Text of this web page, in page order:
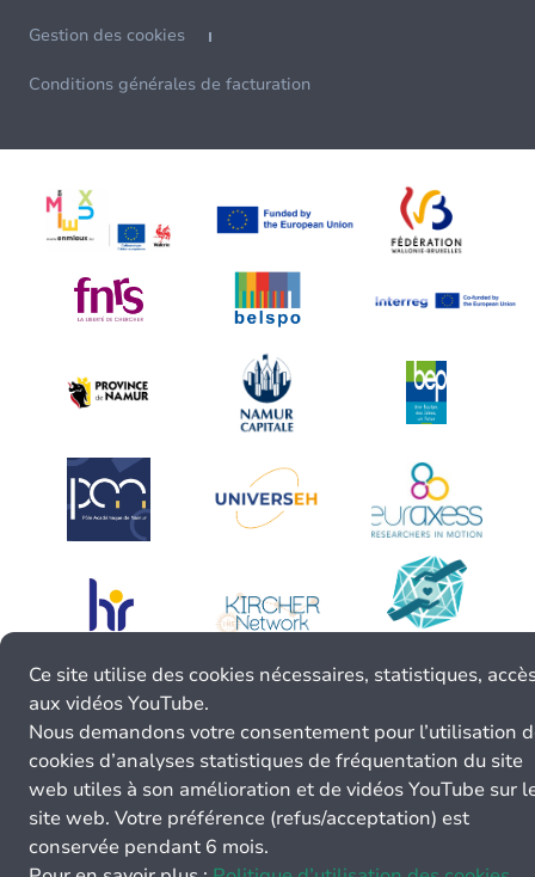
Gestion des cookies
Conditions générales de facturation
Ce site utilise des cookies nécessaires, statistiques,
aux vidéos YouTube.
Nous demandons votre consentement pour l’utilisation
cookies d’analyses statistiques de fréquentation du site
web utiles à son amélioration et de vidéos YouTube sur
site web. Votre préférence (refus/acceptation) est
conservée pendant 6 mois.